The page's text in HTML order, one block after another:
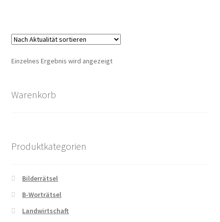
Shop
Über Rätselkind
Einzelnes Ergebnis wird angezeigt
Warenkorb
Produktkategorien
Bilderrätsel
B-Worträtsel
Landwirtschaft